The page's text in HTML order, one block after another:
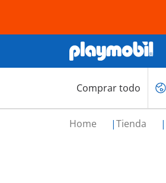
Comprar todo
Home Tienda